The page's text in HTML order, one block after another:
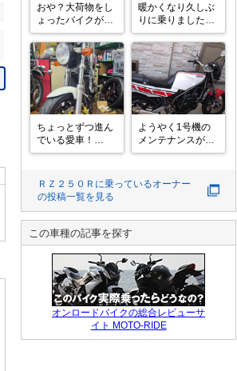
おや？大荷物をし
ょったバイクが2
台...？
というのも、GW
に九州ツーリング
をしようとロッキ
ードキャリパーの
RZと企画。
彼との工程では高
速を利用。
クラッチ切りと濃
こ
暖かくなり久しぶ
りに乗りました。
キック9回でエン
ジン点火
アイドリングが低
くてエンスト😅
1300回転くらいに
調整しました。
ちょっとずつ進ん
でいる愛車！
ると愛着が湧きま
すね！！
イジるのはほぼ初
となる単車なので
分からない事がお
おいのですが、コ
ツコツのんびりや
っていこうと思っ
ようやく1号機の
メンテナンスが完
了しました
です
まだやりたいこと
いいです
ＲＺ２５０Ｒ に乗っているオーナー
の投稿一覧を見る
この車種の記事を探す
オンロードバイクの総合レビューサ
イト MOTO-RIDE